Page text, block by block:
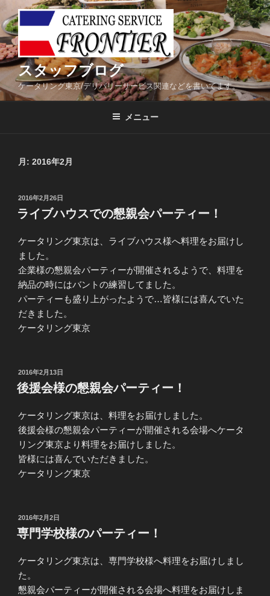
コ
ン
テ
ン
ツ
へ
ス
スタッフブログ
ケータリング東京/デリバリーサービス関連などを書いてます。
メニュー
月: 2016年2月
投
稿
日:
2016年2月26日
ライブハウスでの懇親会パーティー！
ケータリング東京は、ライブハウス様へ料理をお届けし
ました。
企業様の懇親会パーティーが開催されるようで、料理を
納品の時にはバントの練習してました。
パーティーも盛り上がったようで…皆様には喜んでいた
だきました。
ケータリング東京
投
稿
日:
2016年2月13日
後援会様の懇親会パーティー！
ケータリング東京は、料理をお届けしました。
後援会様の懇親会パーティーが開催される会場へケータ
リング東京より料理をお届けしました。
皆様には喜んでいただきました。
ケータリング東京
投
稿
日:
2016年2月2日
専門学校様のパーティー！
ケータリング東京は、専門学校様へ料理をお届けしまし
た。
懇親会パーティーが開催される会場へ料理をお届けしま